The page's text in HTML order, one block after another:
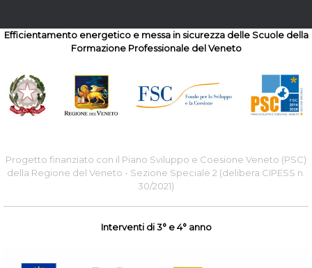
Efficientamento energetico e messa in sicurezza delle Scuole della
Formazione Professionale del Veneto
Progetto finanziato con il Piano Sviluppo e Coesione Veneto (PSC)
della Regione del Veneto - Sezione Speciale 2 (delibera CIPESS n.
30/2021)
Interventi di 3° e 4° anno